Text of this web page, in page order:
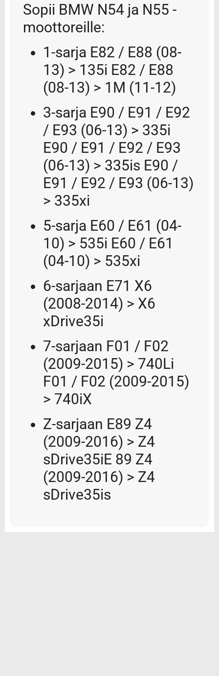
Sopii BMW N54 ja N55 -
moottoreille:
1-sarja E82 / E88 (08-
13) > 135i E82 / E88
(08-13) > 1M (11-12)
3-sarja E90 / E91 / E92
/ E93 (06-13) > 335i
E90 / E91 / E92 / E93
(06-13) > 335is E90 /
E91 / E92 / E93 (06-13)
> 335xi
5-sarja E60 / E61 (04-
10) > 535i E60 / E61
(04-10) > 535xi
6-sarjaan E71 X6
(2008-2014) > X6
xDrive35i
7-sarjaan F01 / F02
(2009-2015) > 740Li
F01 / F02 (2009-2015)
> 740iX
Z-sarjaan E89 Z4
(2009-2016) > Z4
sDrive35iE 89 Z4
(2009-2016) > Z4
sDrive35is